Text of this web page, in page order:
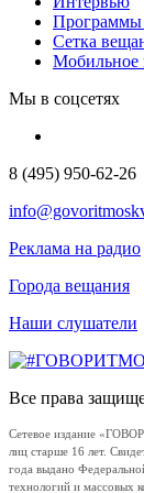
Программы
Сетка
Мобильное
Мы в соцсетях
8 (495) 950-62-26
Реклама на радио
Города вещания
Наши слушатели
Все права
Сетевое издание
лиц старше 16 лет.
года выдано
технологий и массовых